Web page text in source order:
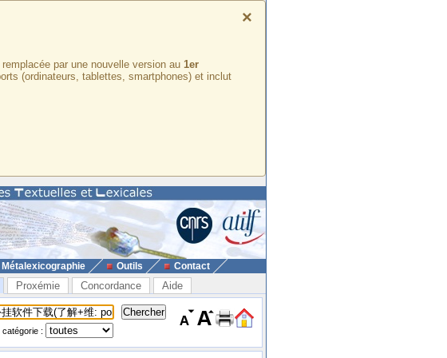
×
par une nouvelle version au 1er
(ordinateurs, tablettes, smartphones) et inclut
Métalexicographie Outils Contact
Proxémie Concordance Aide
catégorie :